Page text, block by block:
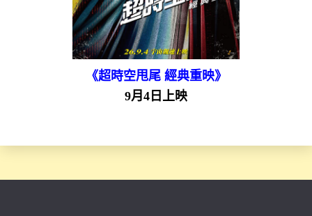
《超時空甩尾 經典重映》
9月4日上映